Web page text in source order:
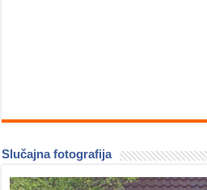
Slučajna fotografija